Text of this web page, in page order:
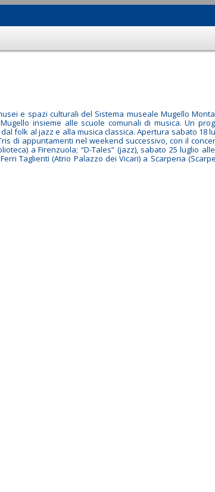
e spazi culturali del Sistema museale Mugello
insieme alle scuole comunali di musica. Un
folk al jazz e alla musica classica. Apertura sabato 18
di appuntamenti nel weekend successivo, con il
a Firenzuola; “D-Tales” (jazz), sabato 25 luglio
Taglienti (Atrio Palazzo dei Vicari) a Scarperia